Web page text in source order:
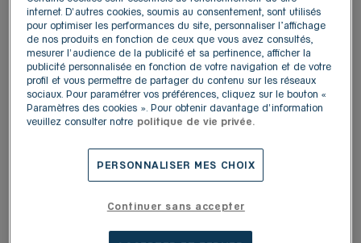
11.65
km
77410 Claye-Souilly
4,4/5Note de 4.4 sur 5
(270 avis)
Fermé actuellement
Plus d'informations Y aller
VALLÉE
14, cours du Danube
77711 Marne-la-Vallée
/5Note de 4.8 sur 5
(696 avis)
Fermé actuellement
internet. D'autres cookies, soumis au consentement, sont utilisés
pour optimiser les performances du site, personnaliser l’affichage
de nos produits en fonction de ceux que vous avez consultés,
mesurer l'audience de la publicité et sa pertinence, afficher la
publicité personnalisée en fonction de votre navigation et de votre
profil et vous permettre de partager du contenu sur les réseaux
sociaux. Pour paramétrer vos préférences, cliquez sur le bouton «
Paramètres des cookies ». Pour obtenir davantage d'information
veuillez consulter notre politique de vie privée.
PERSONNALISER MES CHOIX
Continuer sans accepter